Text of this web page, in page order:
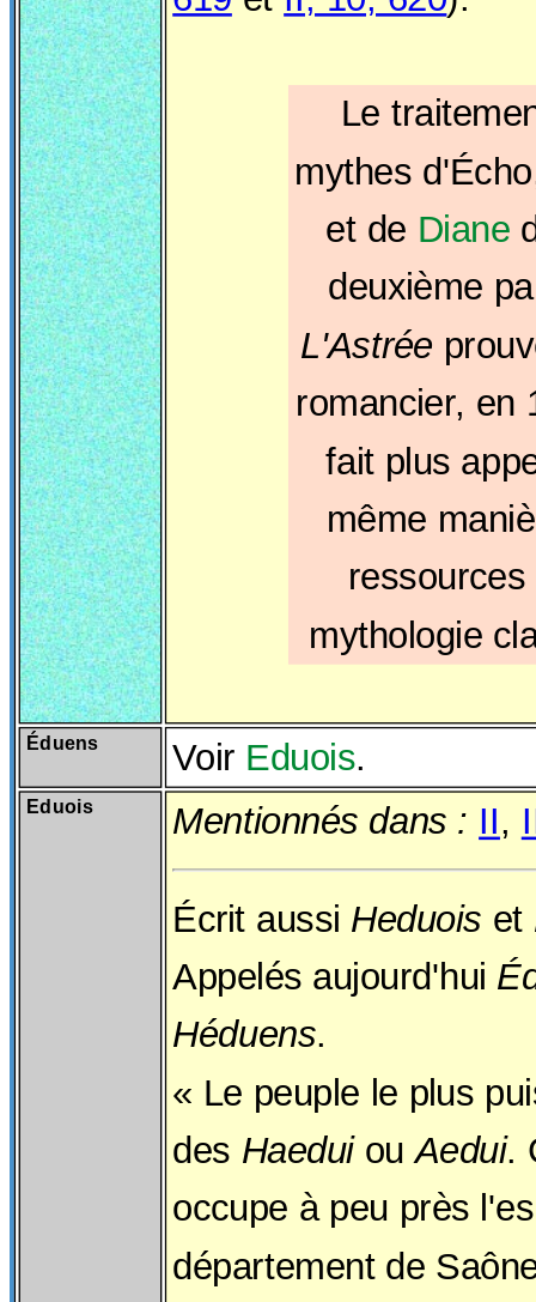
Le
mythes
et de Diane
deuxième
L'Astrée
romancier, en
fait plus
même
ressources
mythologie
Éduens Voir Eduois.
Eduois Mentionnés dans : II,
Écrit aussi Heduois et
Appelés aujourd'hui
Héduens.
« Le peuple le plus
des HaeduiouAedui.
occupe à peu près
département de